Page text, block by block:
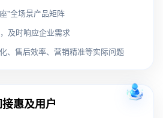
"全场景产品矩阵
及时响应企业需求
、售后效率、营销精准等实际问题
惠及用户